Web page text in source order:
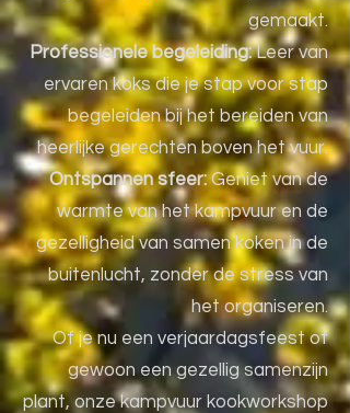
gemaakt.
Professionele begeleiding:Leer van
ervaren koks die je stap voor stap
begeleiden bij het bereiden van
heerlijke gerechten boven het vuur.
Ontspannen sfeer:Geniet van de
warmte van het kampvuur en de
gezelligheid van samen koken in de
buitenlucht, zonder de stress van
het organiseren.
Of je nu een verjaardagsfeest of
gewoon een gezellig samenzijn
plant, onze kampvuur kookworkshop